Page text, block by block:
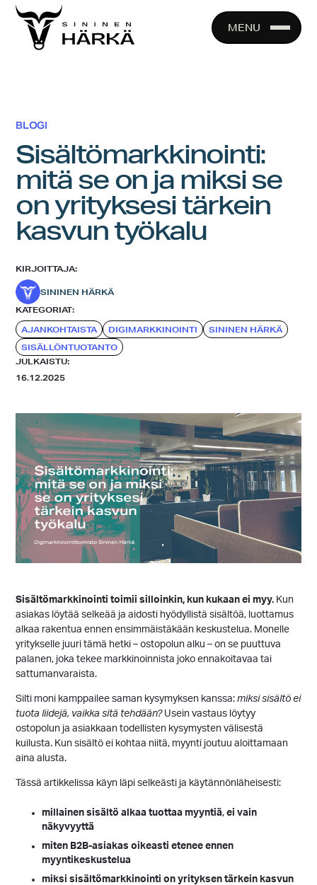
Skip
content
MENU
BLOGI
Sisältömarkkinointi:
mitä se on ja miksi se
on yrityksesi tärkein
kasvun työkalu
KIRJOITTAJA:
SININEN HÄRKÄ
KATEGORIAT:
AJANKOHTAISTA
DIGIMARKKINOINTI
SININEN HÄRKÄ
SISÄLLÖNTUOTANTO
JULKAISTU:
16.12.2025
Sisältömarkkinointi toimii silloinkin, kun kukaan ei myy. Kun
asiakas löytää selkeää ja aidosti hyödyllistä sisältöä, luottamus
alkaa rakentua ennen ensimmäistäkään keskustelua. Monelle
yritykselle juuri tämä hetki – ostopolun alku – on se puuttuva
palanen, joka tekee markkinoinnista joko ennakoitavaa tai
sattumanvaraista.
Silti moni kamppailee saman kysymyksen kanssa:miksi sisältö ei
tuota liidejä, vaikka sitä tehdään? Usein vastaus löytyy
ostopolun ja asiakkaan todellisten kysymysten välisestä
kuilusta. Kun sisältö ei kohtaa niitä, myynti joutuu aloittamaan
aina alusta.
Tässä artikkelissa käyn läpi selkeästi ja käytännönläheisesti:
millainen sisältö alkaa tuottaa myyntiä,ei vain
näkyvyyttä
miten B2B-asiakas oikeasti etenee ennen
myyntikeskustelua
miksi sisältömarkkinointi on yrityksen tärkein kasvun